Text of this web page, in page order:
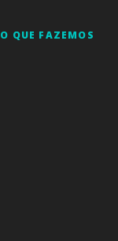
O QUE FAZEMOS